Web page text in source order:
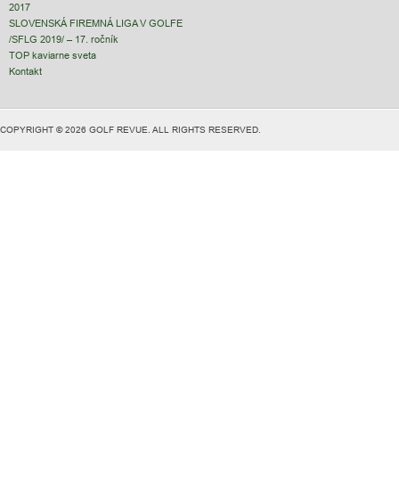
2017
SLOVENSKÁ FIREMNÁ LIGA V GOLFE
/SFLG 2019/ – 17. ročník
TOP kaviarne sveta
Kontakt
COPYRIGHT © 2026 GOLF REVUE. ALL RIGHTS RESERVED.